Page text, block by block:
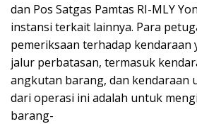
dan Pos Satgas Pamtas RI-MLY
instansi terkait lainnya. Para
pemeriksaan terhadap kendaraan
jalur perbatasan, termasuk
angkutan barang, dan kendaraan
dari operasi ini adalah untuk
barang-